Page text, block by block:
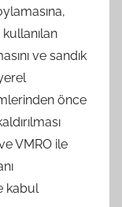
ve sandık
önce
VMRO ile
kabul